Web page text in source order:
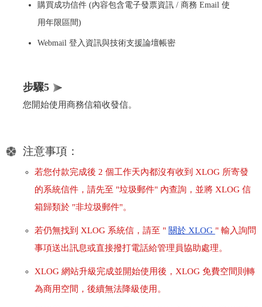
購買成功信件 (內容包含電子發票資訊 / 商務 Email 使
用年限區間)
Webmail 登入資訊與技術支援論壇帳密
步驟5
您開始使用商務信箱收發信。
注意事項：
若您付款完成後 2 個工作天內都沒有收到 XLOG 所寄發
的系統信件，請先至 "垃圾郵件" 內查詢，並將 XLOG 信
箱歸類於 "非垃圾郵件"。
若仍無找到 XLOG 系統信，請至 " 關於 XLOG " 輸入詢問
事項送出訊息或直接撥打電話給管理員協助處理。
XLOG 網站升級完成並開始使用後，XLOG 免費空間則轉
為商用空間，後續無法降級使用。